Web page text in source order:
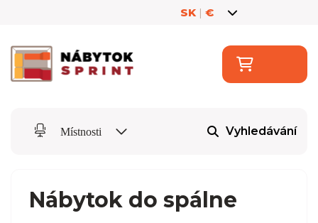
SK | €
Místnosti Vyhledávání
Nábytok do spálne